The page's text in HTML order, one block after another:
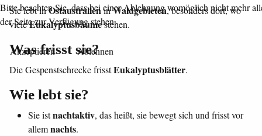
Sie lebt inOstaustralieninWaldgebieten, besonders dort, wo
vieleEukalyptusbäumestehen.
Was frisst sie?
Die Gespenstschrecke frisstEukalyptusblätter.
Wie lebt sie?
Sie istnachtaktiv, das heißt, sie bewegt sich und frisst vor
allemnachts.
Bitte beachten Sie, dass bei einer Ablehnung womöglich nicht mehr
der Seite zur Verfügung stehen.
Akzeptieren Ablehnen